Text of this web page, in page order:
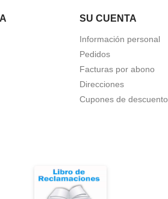
SU CUENTA
Información personal
Pedidos
Facturas por abono
Direcciones
Cupones de descuento